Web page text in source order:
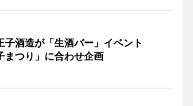
子酒造が「生酒バー」イベント
まつり」に合わせ企画